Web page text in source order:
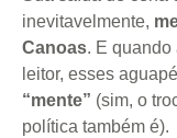
inevitavelmente,
Canoas. E quando
leitor, esses
“mente” (sim, o
política também é).